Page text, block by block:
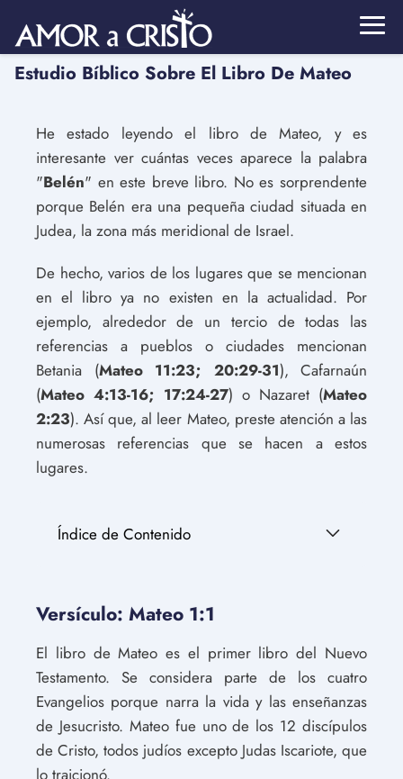
Estudio Bíblico Sobre El Libro De Mateo
He estado leyendo el libro de Mateo, y es
interesante ver cuántas veces aparece la palabra
"Belén" en este breve libro. No es sorprendente
porque Belén era una pequeña ciudad situada en
Judea, la zona más meridional de Israel.
De hecho, varios de los lugares que se mencionan
en el libro ya no existen en la actualidad. Por
ejemplo, alrededor de un tercio de todas las
referencias a pueblos o ciudades mencionan
Betania (Mateo 11:23; 20:29-31), Cafarnaún
(Mateo 4:13-16; 17:24-27) o Nazaret (Mateo
2:23). Así que, al leer Mateo, preste atención a las
numerosas referencias que se hacen a estos
lugares.
Índice de Contenido
Versículo: Mateo 1:1
El libro de Mateo es el primer libro del Nuevo
Testamento. Se considera parte de los cuatro
Evangelios porque narra la vida y las enseñanzas
de Jesucristo. Mateo fue uno de los 12 discípulos
de Cristo, todos judíos excepto Judas Iscariote, que
lo traicionó.